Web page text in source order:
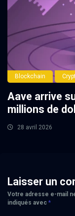
Blockchain
Aave arrive
millions de
28 avril 2026
Laisser un
Votre adresse e-mail
indiqués avec *